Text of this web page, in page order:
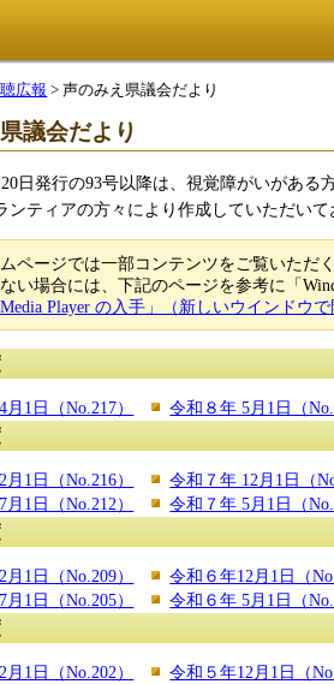
広報 > 声のみえ県議会だより
議会だより
日発行の93号以降は、視覚障がいがあ
ンティアの方々により作成していただいて
ページでは一部コンテンツをご覧いただ
い場合には、下記のページを参考に「
Media Player の入手」（新しいウインドウで
1日（No.217） 令和８年 5月1日（
1日（No.216） 令和７年 12月1日（
1日（No.212）
令和７年 5月1日（
1日（No.209） 令和６年12月1日（
1日（No.205）
令和６年 5月1日（
1日（No.202） 令和５年12月1日（